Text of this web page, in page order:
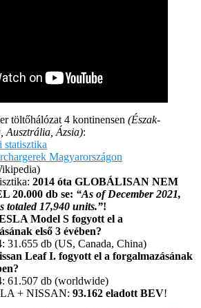
töltőhálózat 4 kontinensen (Észak-
Ausztrália, Ázsia):
statisztika
Magyarországon
2014 óta GLOBÁLISAN NEM
20.000 db se: “As of December 2021,
totaled 17,940 units.”!
Model S fogyott el a
első 3 évében?
31.655 db (US, Canada, China)
Leaf I. fogyott el a forgalmazásának
61.507 db (worldwide)
+ NISSAN: 93.162 eladott BEV!